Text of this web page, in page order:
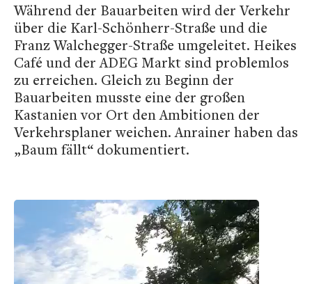
Während der Bauarbeiten wird der Verkehr
über die Karl-Schönherr-Straße und die
Franz Walchegger-Straße umgeleitet. Heikes
Café und der ADEG Markt sind problemlos
zu erreichen. Gleich zu Beginn der
Bauarbeiten musste eine der großen
Kastanien vor Ort den Ambitionen der
Verkehrsplaner weichen. Anrainer haben das
„Baum fällt“ dokumentiert.